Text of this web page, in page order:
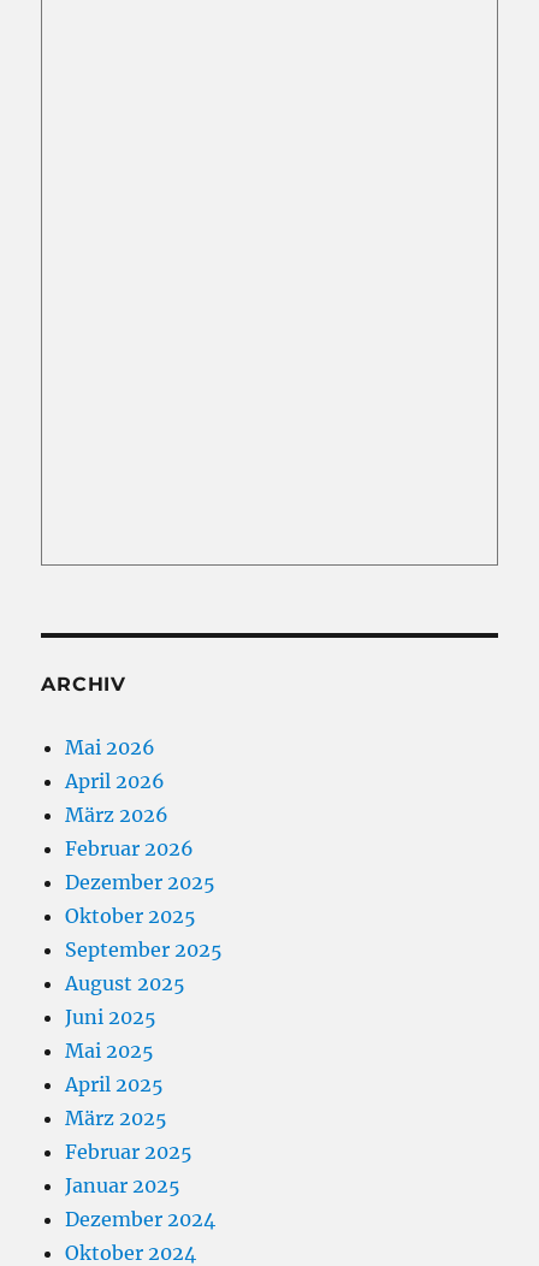
ARCHIV
Mai 2026
April 2026
März 2026
Februar 2026
Dezember 2025
Oktober 2025
September 2025
August 2025
Juni 2025
Mai 2025
April 2025
März 2025
Februar 2025
Januar 2025
Dezember 2024
Oktober 2024